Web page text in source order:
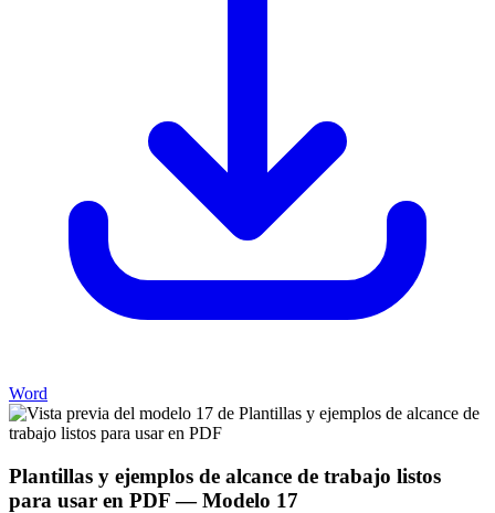
Word
Plantillas y ejemplos de alcance de trabajo listos
para usar en PDF— Modelo 17